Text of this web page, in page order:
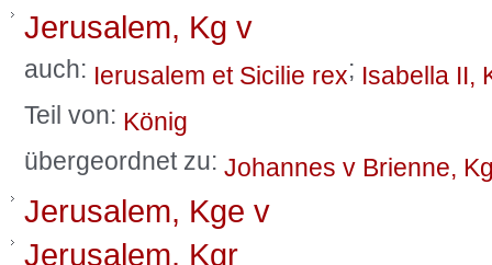
Jerusalem, Kg v
auch: Ierusalem et Sicilie rex; Isabella II,
Teil von: König
übergeordnet zu: Johannes v Brienne,
Jerusalem, Kge v
Jerusalem, Kgr